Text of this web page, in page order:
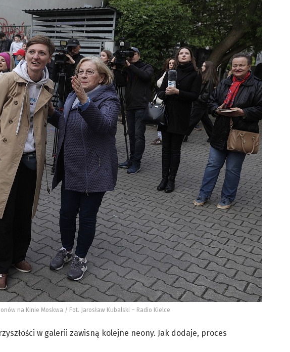
na Kinie Moskwa / Fot. Jarosław Kubalski – Radio Kielce
w galerii zawisną kolejne neony. Jak dodaje, proces